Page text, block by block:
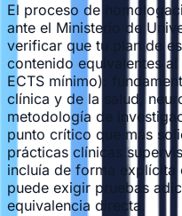
El proceso de
ante el Ministerio de
verificar que tu plan de
contenido equivalentes
ECTS mínimo):
clínica y de la salud,
metodología de
punto crítico que más
prácticas clínicas
incluía de forma explícita
puede exigir pruebas
equivalencia directa.